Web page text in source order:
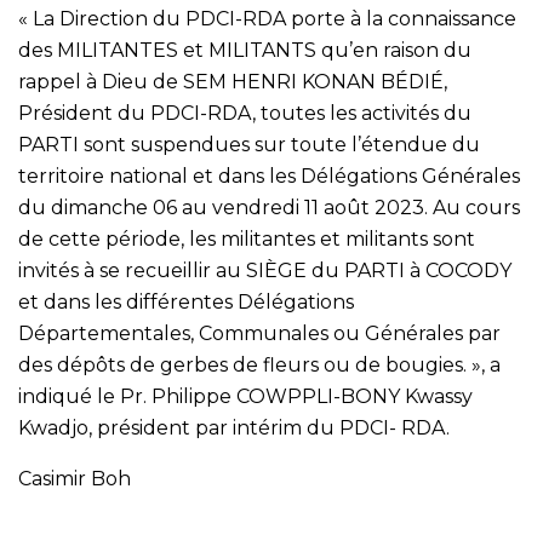
« La Direction du PDCI-RDA porte à la connaissance
des MILITANTES et MILITANTS qu’en raison du
rappel à Dieu de SEM HENRI KONAN BÉDIÉ,
Président du PDCI-RDA, toutes les activités du
PARTI sont suspendues sur toute l’étendue du
territoire national et dans les Délégations Générales
du dimanche 06 au vendredi 11 août 2023. Au cours
de cette période, les militantes et militants sont
invités à se recueillir au SIÈGE du PARTI à COCODY
et dans les différentes Délégations
Départementales, Communales ou Générales par
des dépôts de gerbes de fleurs ou de bougies. », a
indiqué le Pr. Philippe COWPPLI-BONY Kwassy
Kwadjo, président par intérim du PDCI- RDA.
Casimir Boh